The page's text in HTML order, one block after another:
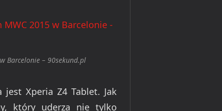
Barcelonie – 90sekund.pl
Xperia Z4 Tablet. Jak
który uderza nie tylko